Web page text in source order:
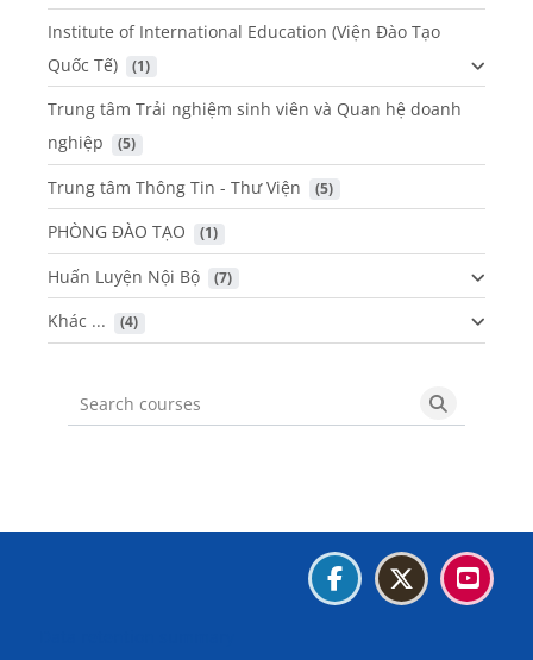
Institute of International Education (Viện Đào Tạo
Quốc Tế)
(1)
Trung tâm Trải nghiệm sinh viên và Quan hệ doanh
nghiệp
(5)
Trung tâm Thông Tin - Thư Viện (5)
PHÒNG ĐÀO TẠO (1)
Huấn Luyện Nội Bộ (7)
Khác ... (4)
Search courses Search